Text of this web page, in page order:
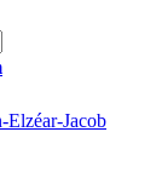
Elzéar-Jacob